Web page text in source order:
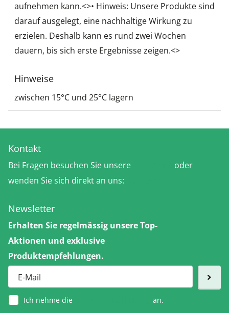
aufnehmen kann.<>• Hinweis: Unsere Produkte sind
darauf ausgelegt, eine nachhaltige Wirkung zu
erzielen. Deshalb kann es rund zwei Wochen
dauern, bis sich erste Ergebnisse zeigen.<>
Hinweise
zwischen 15°C und 25°C lagern
Kontakt
Bei Fragen besuchen Sie unsere
oder
wenden Sie sich direkt an uns:
Newsletter
Erhalten Sie regelmässig unsere Top-
Aktionen und exklusive
Produktempfehlungen.
Ich nehme die an.